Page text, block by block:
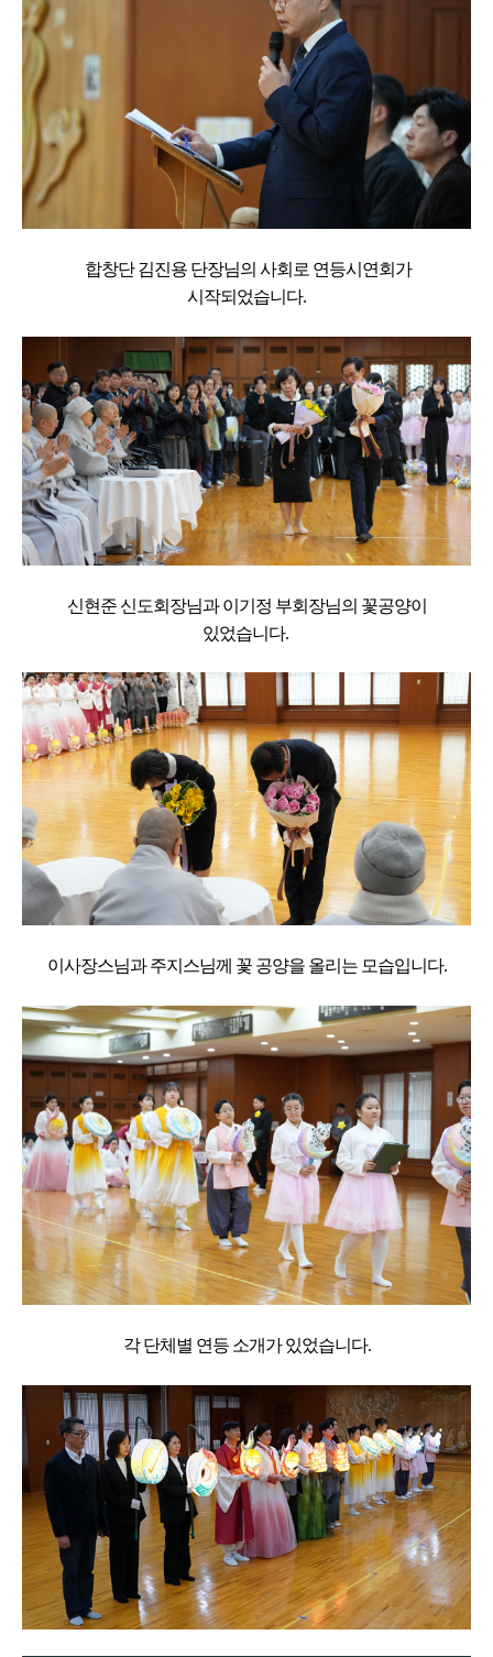
합창단 김진용 단장님의 사회로 연등시연회가
시작되었습니다.
신현준 신도회장님과 이기정 부회장님의 꽃공양이
있었습니다.
이사장스님과 주지스님께 꽃 공양을 올리는 모습입니다.
각 단체별 연등 소개가 있었습니다.